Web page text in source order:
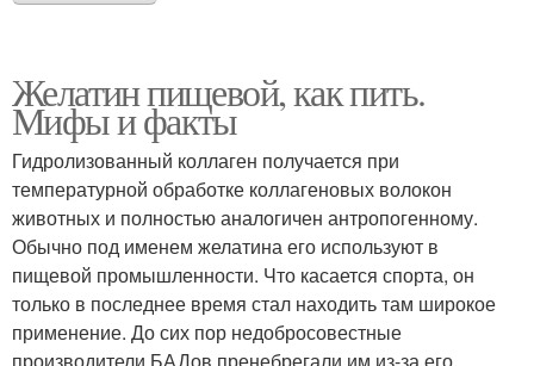
Желатин пищевой, как пить.
Мифы и факты
Гидролизованный коллаген получается при
температурной обработке коллагеновых волокон
животных и полностью аналогичен антропогенному.
Обычно под именем желатина его используют в
пищевой промышленности. Что касается спорта, он
только в последнее время стал находить там широкое
применение. До сих пор недобросовестные